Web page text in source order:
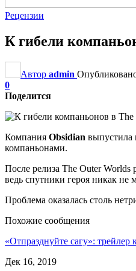
Рецензии
К гибели
Автор admin
0
Поделится
Компания Obsidian выпустила
компаньонами.
После релиза The Outer
ведь спутники героя никак не
Проблема оказалась столь
Похожие сообщения
«Отпразднуйте сагу»: трейлер
Дек 16, 2019